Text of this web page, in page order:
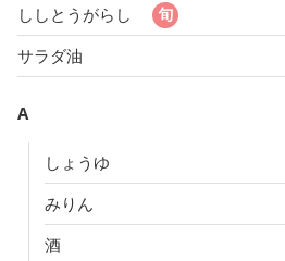
ししとうがらし
サラダ油
A
しょうゆ
みりん
酒